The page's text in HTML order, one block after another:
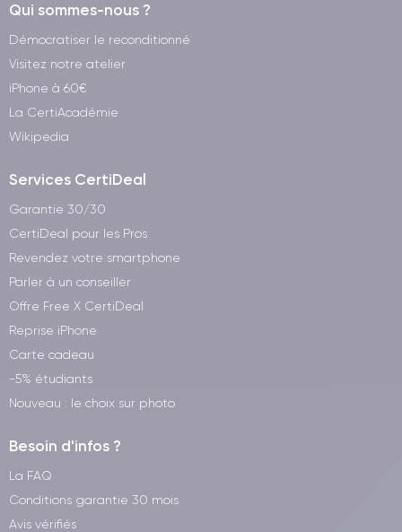
Qui sommes-nous ?
Démocratiser le reconditionné
Visitez notre atelier
iPhone à 60€
La CertiAcadémie
Wikipedia
Services CertiDeal
Garantie 30/30
CertiDeal pour les Pros
Revendez votre smartphone
Parler à un conseiller
Offre Free X CertiDeal
Reprise iPhone
Carte cadeau
-5% étudiants
Nouveau : le choix sur photo
Besoin d'infos ?
La FAQ
Conditions garantie 30 mois
Avis vérifiés